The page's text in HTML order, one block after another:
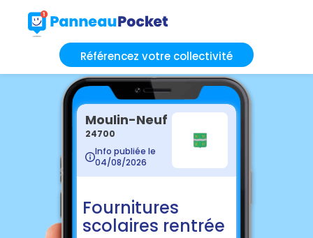
Référencez votre collectivité
Moulin-Neuf
24700
Info publiée le
04/08/2026
Fournitures
scolaires rentrée